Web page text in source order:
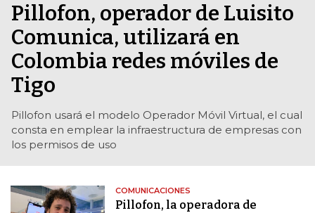
Pillofon, operador de Luisito
Comunica, utilizará en
Colombia redes móviles de
Tigo
Pillofon usará el modelo Operador Móvil Virtual, el cual
consta en emplear la infraestructura de empresas con
los permisos de uso
COMUNICACIONES
Pillofon, la operadora de